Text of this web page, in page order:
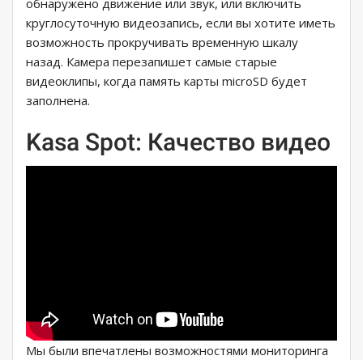
обнаружено движение или звук, или включить
круглосуточную видеозапись, если вы хотите иметь
возможность прокручивать временную шкалу
назад. Камера перезапишет самые старые
видеоклипы, когда память карты microSD будет
заполнена.
Kasa Spot: Качество видео
Мы были впечатлены возможностями мониторинга